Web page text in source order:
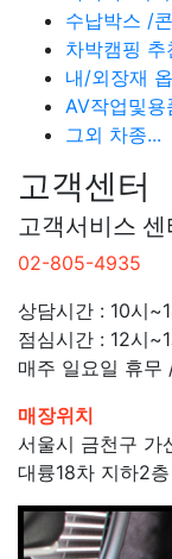
수납박스 /
차박캠핑 추
내/외장재
AV작업및용
그외 차종...
고객센터
고객서비스 센
02-805-4935
상담시간 : 10시
점심시간 : 12시
매주 일요일 휴
매장위치
서울시 금천구 가
대륭18차 지하2